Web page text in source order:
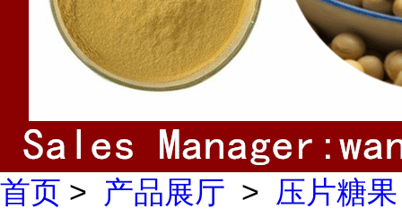
首页 > 产品展厅 > 压片糖果